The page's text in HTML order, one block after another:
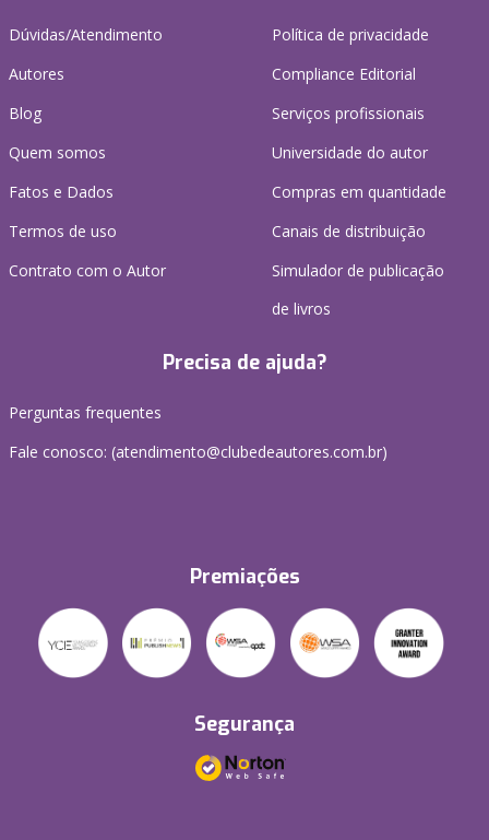
Dúvidas/Atendimento
Autores
Blog
Quem somos
Fatos e Dados
Termos de uso
Contrato com o Autor
Política de privacidade
Compliance Editorial
Serviços profissionais
Universidade do autor
Compras em quantidade
Canais de distribuição
Simulador de publicação
de livros
Precisa de ajuda?
Perguntas frequentes
Fale conosco: (atendimento@clubedeautores.com.br)
Premiações
Segurança